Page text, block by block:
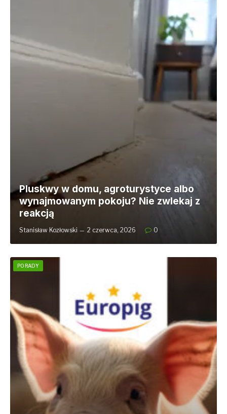
Pluskwy w domu, agroturystyce albo
wynajmowanym pokoju? Nie zwlekaj z
reakcją
Stanisław Kozłowski 2 czerwca, 2026 0
PORADY